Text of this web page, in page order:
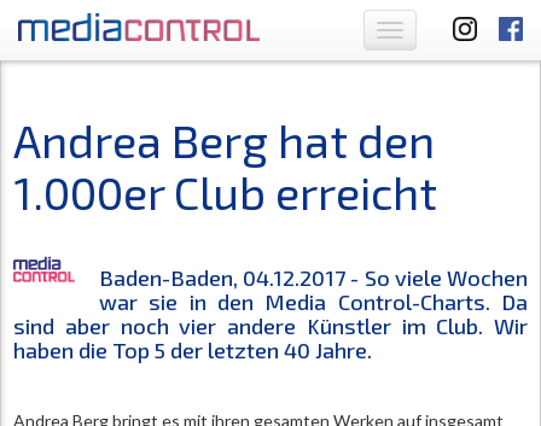
Toggle
navigation
Andrea Berg hat den
1.000er Club erreicht
Baden-Baden, 04.12.2017 - So viele Wochen
war sie in den Media Control-Charts. Da
sind aber noch vier andere Künstler im Club. Wir
haben die Top 5 der letzten 40 Jahre.
Andrea Berg bringt es mit ihren gesamten Werken auf insgesamt